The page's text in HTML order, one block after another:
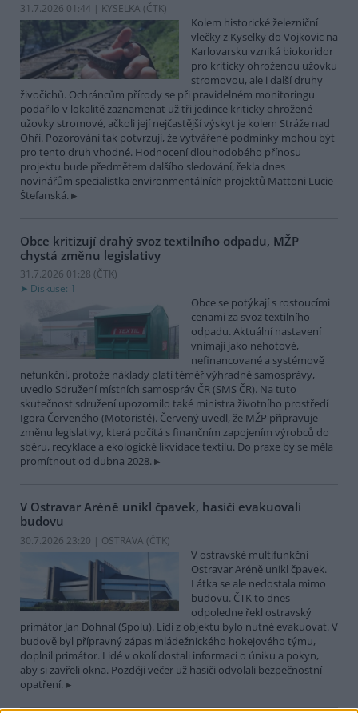
31.7.2026 01:44 | KYSELKA (ČTK)
Kolem historické železniční
vlečky z Kyselky do Vojkovic na
Karlovarsku vzniká biokoridor
pro kriticky ohroženou užovku
stromovou, ale i další druhy
živočichů. Ochráncům přírody se při pravidelném monitoringu
podařilo v lokalitě zaznamenat už tři jedince kriticky ohrožené
užovky stromové, ačkoli její nejčastější výskyt je kolem Stráže nad
Ohří. Pozorování tak potvrzují, že vytvářené podmínky mohou být
pro tento druh vhodné. Hodnocení dlouhodobého přínosu
projektu bude předmětem dalšího sledování, řekla dnes
novinářům specialistka environmentálních projektů Mattoni Lucie
Štefanská.
Obce kritizují drahý svoz textilního odpadu, MŽP
chystá změnu legislativy
31.7.2026 01:28 (ČTK)
Diskuse: 1
Obce se potýkají s rostoucími
cenami za svoz textilního
odpadu. Aktuální nastavení
vnímají jako nehotové,
nefinancované a systémově
nefunkční, protože náklady platí téměř výhradně samosprávy,
uvedlo Sdružení místních samospráv ČR (SMS ČR). Na tuto
skutečnost sdružení upozornilo také ministra životního prostředí
Igora Červeného (Motoristé). Červený uvedl, že MŽP připravuje
změnu legislativy, která počítá s finančním zapojením výrobců do
sběru, recyklace a ekologické likvidace textilu. Do praxe by se měla
promítnout od dubna 2028.
V Ostravar Aréně unikl čpavek, hasiči evakuovali
budovu
30.7.2026 23:20 | OSTRAVA (ČTK)
V ostravské multifunkční
Ostravar Aréně unikl čpavek.
Látka se ale nedostala mimo
budovu. ČTK to dnes
odpoledne řekl ostravský
primátor Jan Dohnal (Spolu). Lidi z objektu bylo nutné evakuovat. V
budově byl přípravný zápas mládežnického hokejového týmu,
doplnil primátor. Lidé v okolí dostali informaci o úniku a pokyn,
aby si zavřeli okna. Později večer už hasiči odvolali bezpečnostní
opatření.